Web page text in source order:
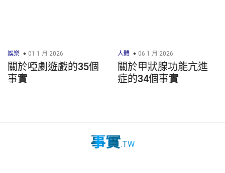
娛樂 01 1 月 2026
關於啞劇遊戲的35個
事實
人體 06 1 月 2026
關於甲狀腺功能亢進
症的34個事實
事實.TW